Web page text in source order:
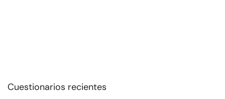
Cuestionarios recientes